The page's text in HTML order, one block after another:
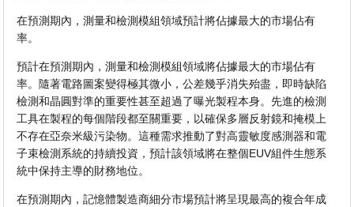
在預測期內，測量和檢測模組領域預計將佔據最大的市場佔有
率。
預計在預測期內，測量和檢測模組領域將佔據最大的市場佔有
率。隨著電路圖案變得極其微小，公差幾乎消失殆盡，即時缺陷
檢測和晶圓對準的重要性甚至超過了曝光製程本身。先進的檢測
工具在製程的每個階段都至關重要，以確保多層反射鏡和掩模上
不存在亞奈米級污染物。這種需求推動了對高靈敏度感測器和電
子束檢測系統的持續投資，預計該領域將在整個EUV組件生態系
統中保持主導的財務地位。
在預測期內，記憶體製造商細分市場預計將呈現最高的複合年成